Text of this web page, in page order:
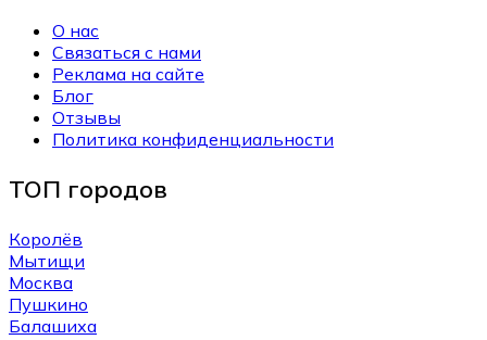
О нас
Связаться с нами
Реклама на сайте
Блог
Отзывы
Политика конфиденциальности
ТОП городов
Королёв
Мытищи
Москва
Пушкино
Балашиха